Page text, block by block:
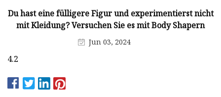
Du hast eine fülligere Figur und experimentierst nicht
mit Kleidung? Versuchen Sie es mit Body Shapern
Jun 03, 2024
4.2